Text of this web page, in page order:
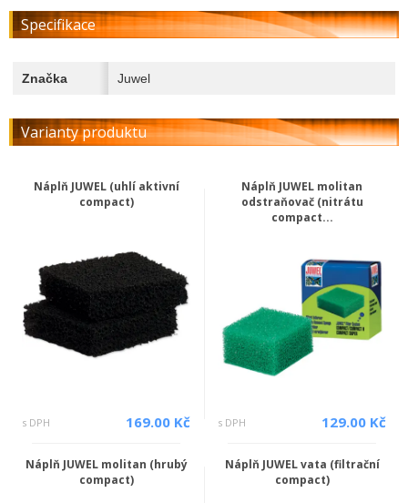
Specifikace
Značka Juwel
Varianty produktu
Náplň JUWEL (uhlí aktivní
compact)
s DPH 169.00 Kč
Náplň JUWEL molitan
odstraňovač (nitrátu
compact...
s DPH 129.00 Kč
Náplň JUWEL molitan (hrubý
compact)
Náplň JUWEL vata (filtrační
compact)